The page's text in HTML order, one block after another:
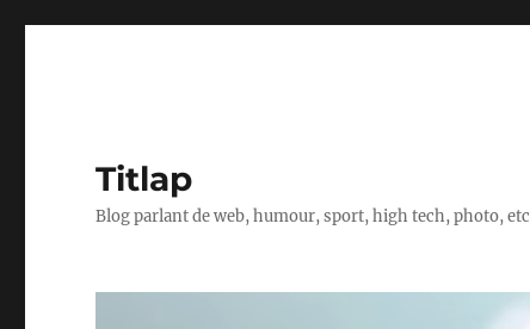
Titlap
Blog parlant de web, humour, sport, high tech, photo, etc